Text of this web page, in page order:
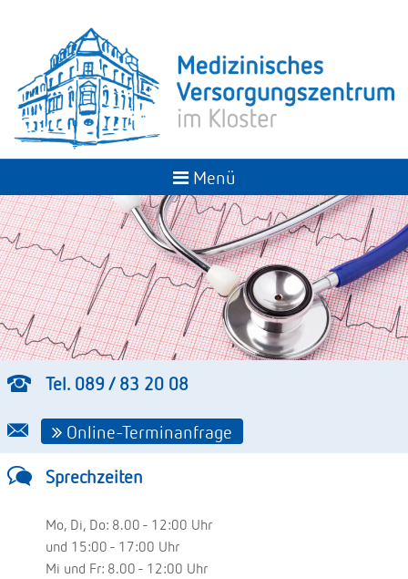
Menü
Tel. 089 / 83 20 08
Online-Terminanfrage
Sprechzeiten
Mo, Di, Do: 8.00 - 12:00 Uhr
und 15:00 - 17:00 Uhr
Mi und Fr: 8.00 - 12:00 Uhr